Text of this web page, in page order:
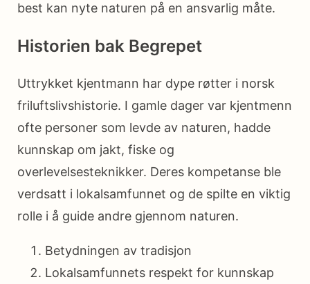
best kan nyte naturen på en ansvarlig måte.
Historien bak Begrepet
Uttrykket kjentmann har dype røtter i norsk
friluftslivshistorie. I gamle dager var kjentmenn
ofte personer som levde av naturen, hadde
kunnskap om jakt, fiske og
overlevelsesteknikker. Deres kompetanse ble
verdsatt i lokalsamfunnet og de spilte en viktig
rolle i å guide andre gjennom naturen.
Betydningen av tradisjon
Lokalsamfunnets respekt for kunnskap